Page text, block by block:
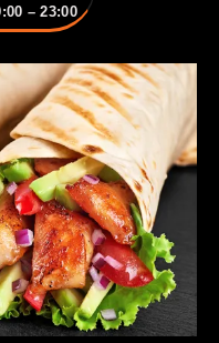
– 23:00